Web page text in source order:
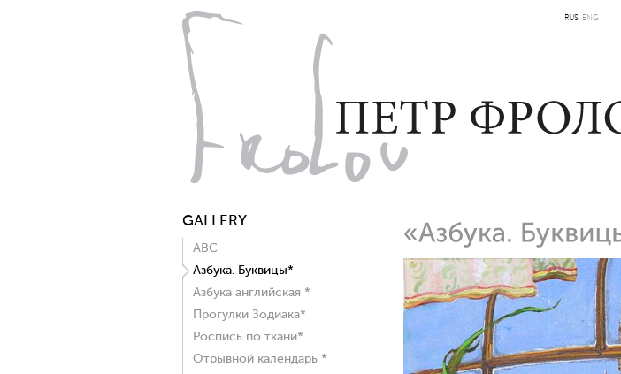
RUS ENG
GALLERY
ABC
Азбука. Буквицы*
Азбука английская *
Прогулки Зодиака*
Роспись по ткани*
Отрывной календарь *